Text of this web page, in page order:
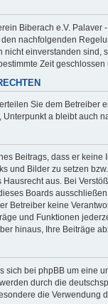
Biberach e.V.
den nachfolgenden
einverstanden sind,
Zeit
Sie dem
Unterpunkt a bleibt auch
Beitrags, dass er
und Bilder zu setzen
Hausrecht aus. Bei
Boards
Betreiber keine
und Funktionen
hinaus, Ihre Beiträge
bei phpBB um eine
durch die
die Verwendung